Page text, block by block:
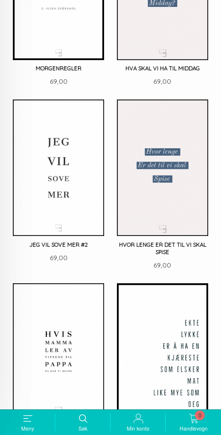
Meny Søk Min konto Handlevogn
0
MORGENREGLER
Pris
69,00
HVA SKAL VI HA TIL MIDDAG
Pris
69,00
JEG VIL SOVE MER #2
Pris
69,00
HVOR LENGE ER DET TIL VI SKAL
SPISE
Pris
69,00
HVIS MAMMA LER AV VITSENE TIL
EKTE LYKKE ER Å HA EN EM